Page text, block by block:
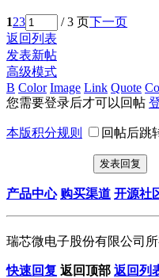
123 / 3 页下一页
返回列表
发表新帖
高级模式
B Color Image Link Quote
您需要登录后才可以回帖
本版积分规则 回帖后跳
发表回复
产品中心 购买渠道 开源社
瑞芯微电子股份有限公
快速回复 返回顶部 返回列